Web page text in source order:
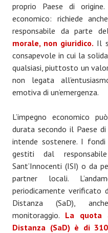
proprio Paese di
economico: richiede
responsabile da parte
morale, non giuridico. Il
consapevole in cui la
qualsiasi, piuttosto un
non legata
emotiva di un’emergenza.
L’impegno economico
durata secondo il Paese
intende sostenere. I
gestiti dal
Sant’Innocenti (ISI) o da
partner locali.
periodicamente verificato
Distanza (SaD),
monitoraggio. La quota
Distanza (SaD) è di